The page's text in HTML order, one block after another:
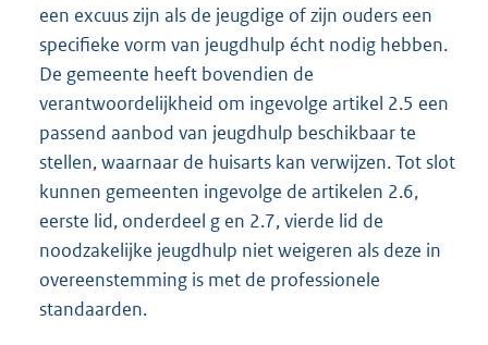
een excuus zijn als de jeugdige of zijn ouders een
specifieke vorm van jeugdhulp écht nodig hebben.
De gemeente heeft bovendien de
verantwoordelijkheid om ingevolge artikel 2.5 een
passend aanbod van jeugdhulp beschikbaar te
stellen, waarnaar de huisarts kan verwijzen. Tot slot
kunnen gemeenten ingevolge de artikelen 2.6,
eerste lid, onderdeel g en 2.7, vierde lid de
noodzakelijke jeugdhulp niet weigeren als deze in
overeenstemming is met de professionele
standaarden.